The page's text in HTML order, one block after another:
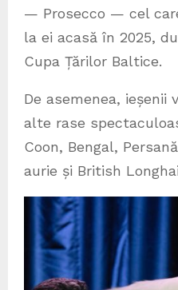
— Prosecco — cel
la ei acasă în 2025,
Cupa Țărilor Baltice.
De asemenea, ieșenii
alte rase
Coon, Bengal,
aurie și British